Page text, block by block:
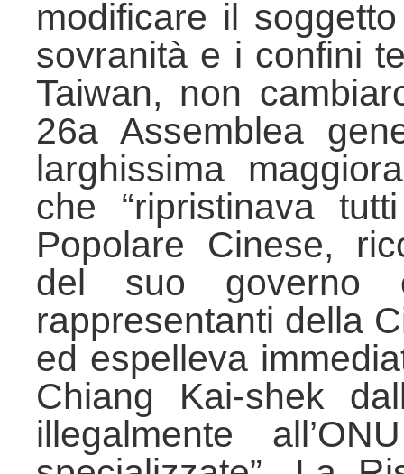
modificare il
sovranità e i confini
Taiwan, non
26a Assemblea
larghissima
che “ripristinava
Popolare Cinese,
del suo governo
rappresentanti della
ed espelleva
Chiang Kai-shek
illegalmente